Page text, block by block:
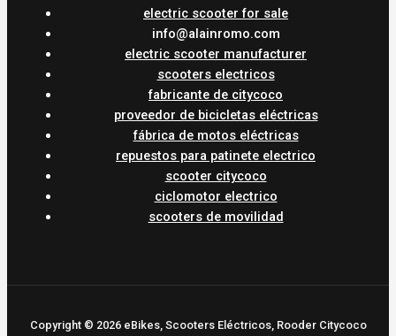
electric scooter for sale
info@alainromo.com
electric scooter manufacturer
scooters electricos
fabricante de citycoco
proveedor de bicicletas eléctricas
fábrica de motos eléctricas
repuestos para patinete electrico
scooter citycoco
ciclomotor electrico
scooters de movilidad
Copyright © 2026 eBikes, Scooters Eléctricos, Rooder Citycoco